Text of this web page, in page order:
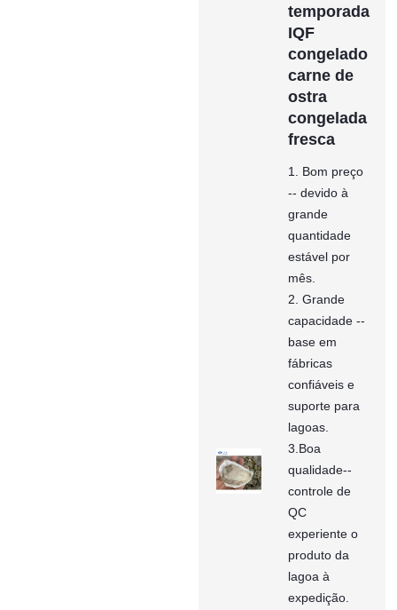
temporada
IQF
congelado
carne de
ostra
congelada
fresca
1. Bom preço
-- devido à
grande
quantidade
estável por
mês.
2. Grande
capacidade --
base em
fábricas
confiáveis ​​e
suporte para
lagoas.
3.Boa
qualidade--
controle de
QC
experiente o
produto da
lagoa à
expedição.